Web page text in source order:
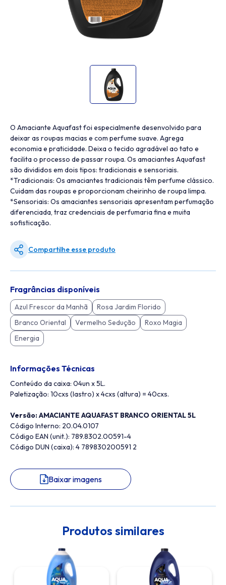
O Amaciante Aquafast foi especialmente desenvolvido para
deixar as roupas macias e com perfume suave. Agrega
economia e praticidade. Deixa o tecido agradável ao tato e
facilita o processo de passar roupa. Os amaciantes Aquafast
são divididos em dois tipos: tradicionais e sensoriais.
*Tradicionais: Os amaciantes tradicionais têm perfume clássico.
Cuidam das roupas e proporcionam cheirinho de roupa limpa.
*Sensoriais: Os amaciantes sensoriais apresentam perfumação
diferenciada, traz credenciais de perfumaria fina e muita
sofisticação.
Compartilhe esse produto
Fragrâncias disponíveis
Azul Frescor da Manhã
Rosa Jardim Florido
Branco Oriental
Vermelho Sedução
Roxo Magia
Energia
Informações Técnicas
Conteúdo da caixa: 04un x 5L.
Paletização: 10cxs (lastro) x 4cxs (altura) = 40cxs.
Versão: AMACIANTE AQUAFAST BRANCO ORIENTAL 5L
Código Interno: 20.04.0107
Código EAN (unit.): 789.8302.00591-4
Código DUN (caixa): 4 789830200591 2
Baixar imagens
Produtos similares